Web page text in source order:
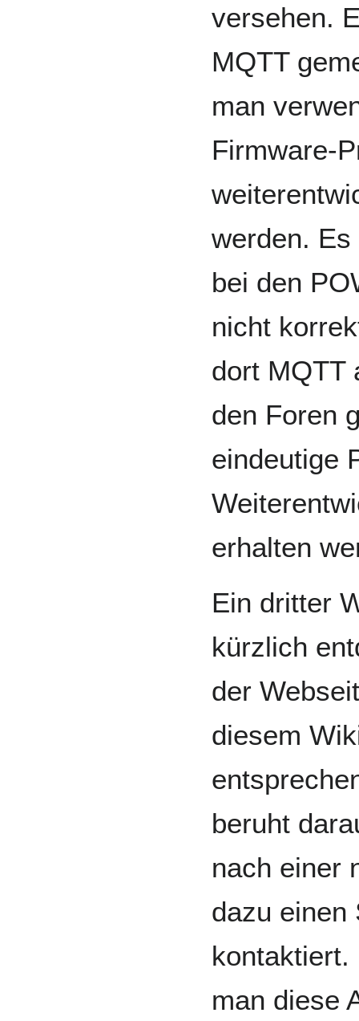
versehen.
MQTT
man
Firmware-
werden.
bei den
nicht
dort MQTT
den Foren
eindeutige
erhalten
Ein dritter
kürzlich
der
diesem
beruht
nach einer
dazu einen
kontaktiert.
man diese